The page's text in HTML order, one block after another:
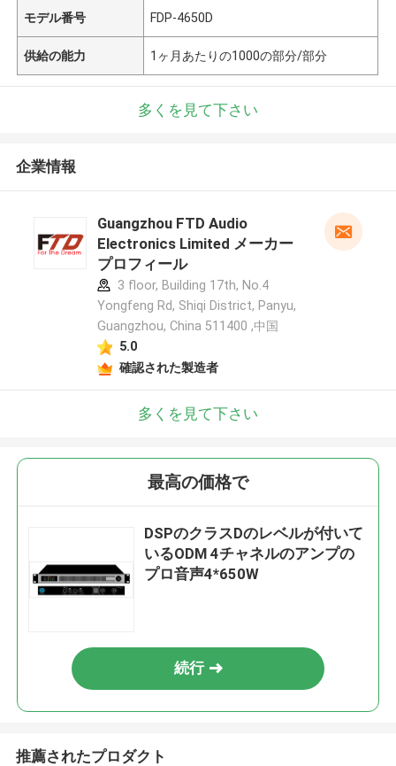
モデル番号 FDP-4650D
供給の能力 1ヶ月あたりの1000の部分/部分
多くを見て下さい
企業情報
Guangzhou FTD Audio
Electronics Limited メーカー
プロフィール
3 floor, Building 17th, No.4
Yongfeng Rd, Shiqi District, Panyu,
Guangzhou, China 511400 ,中国
5.0
確認された製造者
多くを見て下さい
最高の価格で
DSPのクラスDのレベルが付いて
いるODM 4チャネルのアンプの
プロ音声4*650W
続行
推薦されたプロダクト